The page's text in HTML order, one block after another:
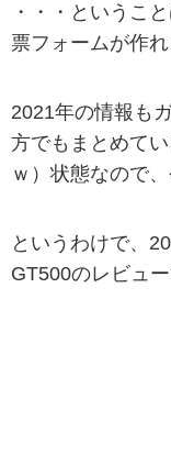
・・・というこ
票フォームが作
2021年の情報も
方でもまとめて
ｗ）状態なので
というわけで、
GT500のレビュ